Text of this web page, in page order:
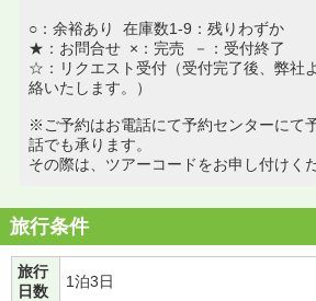
○：余裕あり 在庫数1-9：残りわずか
★：お問合せ ×：完売 －：受付終了
☆：リクエスト受付（受付完了後、弊社
絡いたします。）
※ご予約はお電話にて予約センターにて
話でも承ります。
その際は、ツアーコードをお申し付けく
旅行条件
旅行
日数
1泊3日